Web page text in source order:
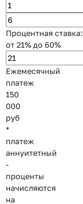
Процентная ставка:
от 21% до 60%
Ежемесячный
платеж
150
000
руб
*
платеж
аннуитетный
-
проценты
начисляются
на